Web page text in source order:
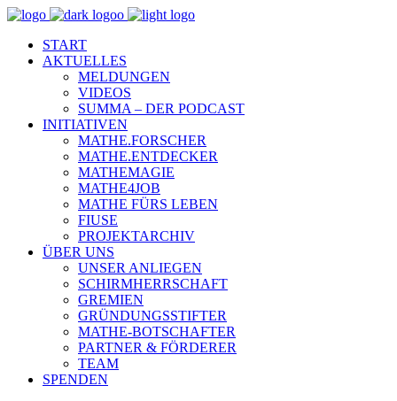
START
AKTUELLES
MELDUNGEN
VIDEOS
SUMMA – DER PODCAST
INITIATIVEN
MATHE.FORSCHER
MATHE.ENTDECKER
MATHEMAGIE
MATHE4JOB
MATHE FÜRS LEBEN
FIUSE
PROJEKTARCHIV
ÜBER UNS
UNSER ANLIEGEN
SCHIRMHERRSCHAFT
GREMIEN
GRÜNDUNGSSTIFTER
MATHE-BOTSCHAFTER
PARTNER & FÖRDERER
TEAM
SPENDEN